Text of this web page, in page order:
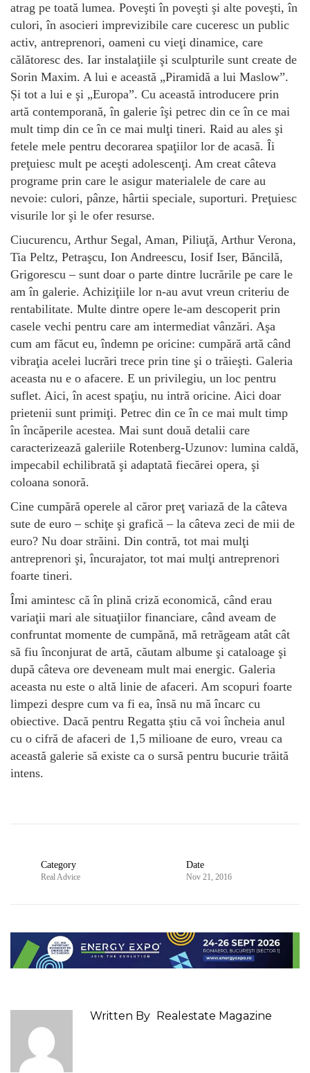
atrag pe toată lumea. Poveşti în poveşti şi alte poveşti, în
culori, în asocieri imprevizibile care cuceresc un public
activ, antreprenori, oameni cu vieţi dinamice, care
călătoresc des. Iar instalaţiile şi sculpturile sunt create de
Sorin Maxim. A lui e această „Piramidă a lui Maslow”.
Și tot a lui e şi „Europa”. Cu această introducere prin
artă contemporană, în galerie îşi petrec din ce în ce mai
mult timp din ce în ce mai mulţi tineri. Raid au ales şi
fetele mele pentru decorarea spaţiilor lor de acasă. Îi
preţuiesc mult pe aceşti adolescenţi. Am creat câteva
programe prin care le asigur materialele de care au
nevoie: culori, pânze, hârtii speciale, suporturi. Preţuiesc
visurile lor şi le ofer resurse.
Ciucurencu, Arthur Segal, Aman, Piliuţă, Arthur Verona,
Tia Peltz, Petraşcu, Ion Andreescu, Iosif Iser, Băncilă,
Grigorescu – sunt doar o parte dintre lucrările pe care le
am în galerie. Achiziţiile lor n-au avut vreun criteriu de
rentabilitate. Multe dintre opere le-am descoperit prin
casele vechi pentru care am intermediat vânzări. Aşa
cum am făcut eu, îndemn pe oricine: cumpără artă când
vibraţia acelei lucrări trece prin tine şi o trăieşti. Galeria
aceasta nu e o afacere. E un privilegiu, un loc pentru
suflet. Aici, în acest spaţiu, nu intră oricine. Aici doar
prietenii sunt primiţi. Petrec din ce în ce mai mult timp
în încăperile acestea. Mai sunt două detalii care
caracterizează galeriile Rotenberg-Uzunov: lumina caldă,
impecabil echilibrată şi adaptată fiecărei opera, şi
coloana sonoră.
Cine cumpără operele al căror preţ variază de la câteva
sute de euro – schiţe şi grafică – la câteva zeci de mii de
euro? Nu doar străini. Din contră, tot mai mulţi
antreprenori şi, încurajator, tot mai mulţi antreprenori
foarte tineri.
Îmi amintesc că în plină criză economică, când erau
variaţii mari ale situaţiilor financiare, când aveam de
confruntat momente de cumpănă, mă retrăgeam atât cât
să fiu înconjurat de artă, căutam albume şi cataloage şi
după câteva ore deveneam mult mai energic. Galeria
aceasta nu este o altă linie de afaceri. Am scopuri foarte
limpezi despre cum va fi ea, însă nu mă încarc cu
obiective. Dacă pentru Regatta ştiu că voi încheia anul
cu o cifră de afaceri de 1,5 milioane de euro, vreau ca
această galerie să existe ca o sursă pentru bucurie trăită
intens.
Category
Real Advice
Date
Nov 21, 2016
Written By Realestate Magazine